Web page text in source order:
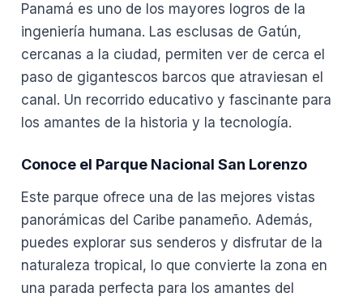
Panamá es uno de los mayores logros de la
ingeniería humana. Las esclusas de Gatún,
cercanas a la ciudad, permiten ver de cerca el
paso de gigantescos barcos que atraviesan el
canal. Un recorrido educativo y fascinante para
los amantes de la historia y la tecnología.
Conoce el Parque Nacional San Lorenzo
Este parque ofrece una de las mejores vistas
panorámicas del Caribe panameño. Además,
puedes explorar sus senderos y disfrutar de la
naturaleza tropical, lo que convierte la zona en
una parada perfecta para los amantes del